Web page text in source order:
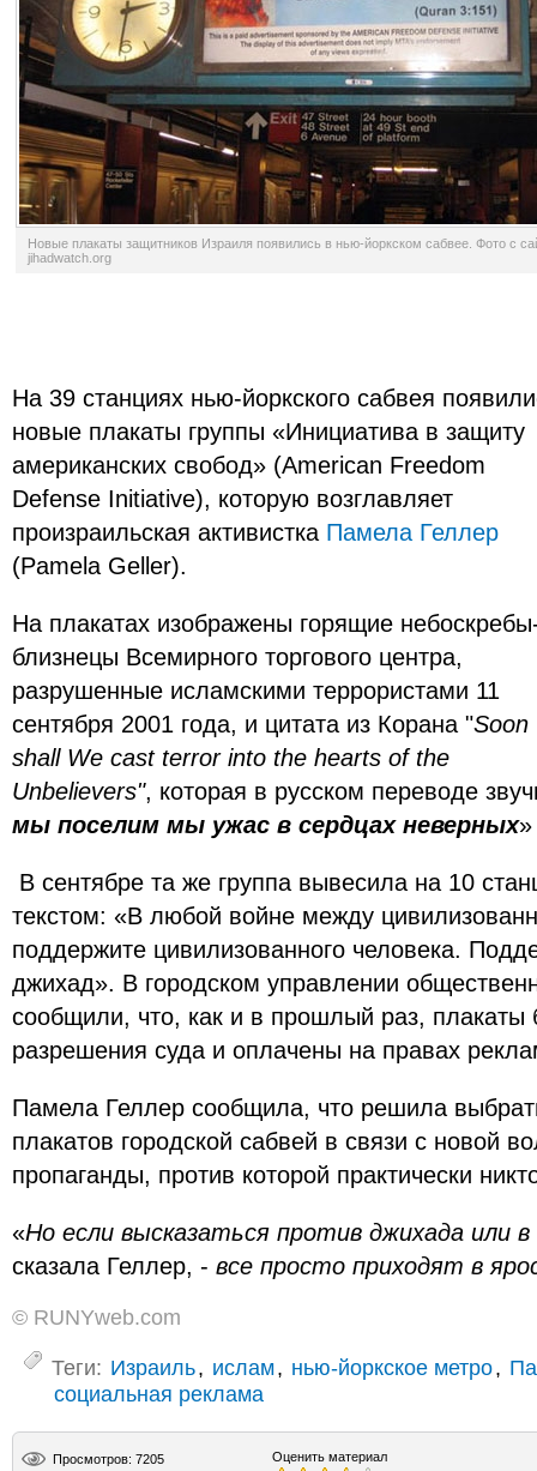
Новые плакаты защитников Израиля появились в нью-йоркском сабвее. Фото с
jihadwatch.org
На 39 станциях нью-йоркского сабвея
новые плакаты группы «Инициатива в защиту
американских свобод» (American Freedom
Defense Initiative), которую возглавляет
произраильская активистка Памела Геллер
(Pamela Geller).
На плакатах изображены горящие
близнецы Всемирного торгового центра,
разрушенные исламскими террористами 11
сентября 2001 года, и цитата из Корана "Soon
shall We cast terror into the hearts of the
Unbelievers", которая в русском переводе
мы поселим мы ужас в сердцах неверных
В сентябре та же группа вывесила на 10
текстом: «В любой войне между
поддержите цивилизованного человека.
джихад». В городском управлении
сообщили, что, как и в прошлый раз,
разрешения суда и оплачены на правах
Памела Геллер сообщила, что решила
плакатов городской сабвей в связи с новой
пропаганды, против которой практически
«Но если высказаться против джихада или в
сказала Геллер, - все просто приходят в
© RUNYweb.com
Теги: Израиль, ислам, нью-йоркское метро,
социальная реклама
Просмотров: 7205 Оценить материал